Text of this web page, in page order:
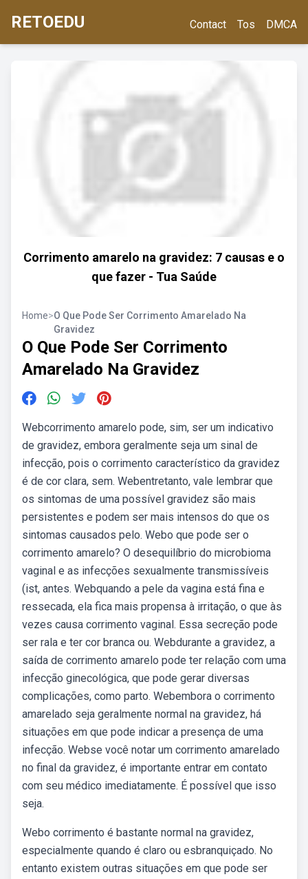
RETOEDU Contact Tos DMCA
Corrimento amarelo na gravidez: 7 causas e o
que fazer - Tua Saúde
Home>O Que Pode Ser Corrimento Amarelado Na
Gravidez
O Que Pode Ser Corrimento
Amarelado Na Gravidez
Webcorrimento amarelo pode, sim, ser um indicativo
de gravidez, embora geralmente seja um sinal de
infecção, pois o corrimento característico da gravidez
é de cor clara, sem. Webentretanto, vale lembrar que
os sintomas de uma possível gravidez são mais
persistentes e podem ser mais intensos do que os
sintomas causados pelo. Webo que pode ser o
corrimento amarelo? O desequilíbrio do microbioma
vaginal e as infecções sexualmente transmissíveis
(ist, antes. Webquando a pele da vagina está fina e
ressecada, ela fica mais propensa à irritação, o que às
vezes causa corrimento vaginal. Essa secreção pode
ser rala e ter cor branca ou. Webdurante a gravidez, a
saída de corrimento amarelo pode ter relação com uma
infecção ginecológica, que pode gerar diversas
complicações, como parto. Webembora o corrimento
amarelado seja geralmente normal na gravidez, há
situações em que pode indicar a presença de uma
infecção. Webse você notar um corrimento amarelado
no final da gravidez, é importante entrar em contato
com seu médico imediatamente. É possível que isso
seja.
Webo corrimento é bastante normal na gravidez,
especialmente quando é claro ou esbranquiçado. No
entanto existem outras situações em que pode ser